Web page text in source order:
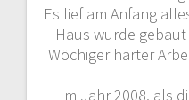
Es lief am Anfang
Haus wurde
Wöchiger harter
Im Jahr 2008, als